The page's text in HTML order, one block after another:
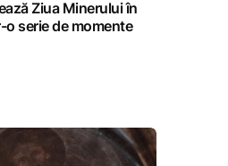
Ziua Minerului în
serie de momente